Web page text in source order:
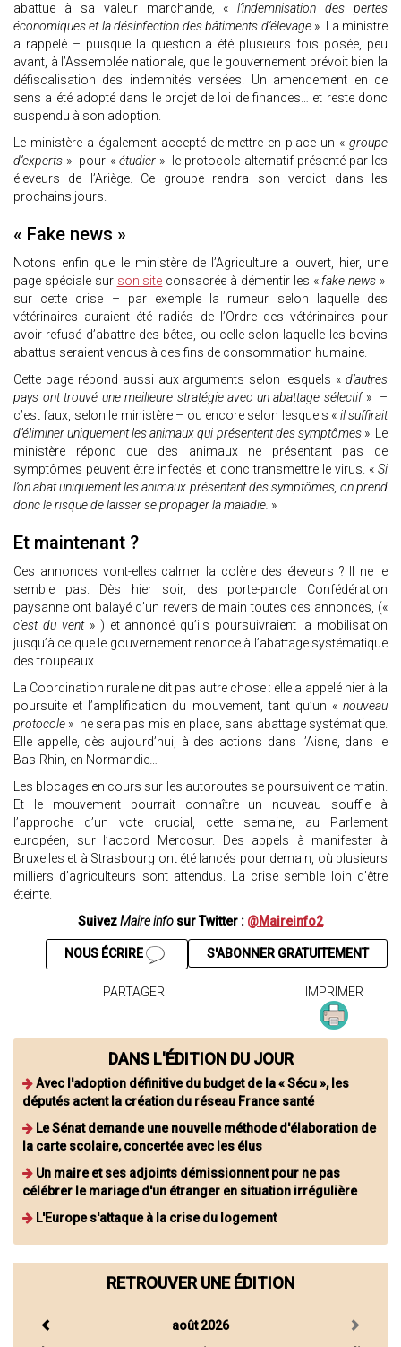
abattue à sa valeur marchande, «l’indemnisation des pertes
économiques et la désinfection des bâtiments d’élevage». La ministre
a rappelé – puisque la question a été plusieurs fois posée, peu
avant, à l’Assemblée nationale, que le gouvernement prévoit bien la
défiscalisation des indemnités versées. Un amendement en ce
sens a été adopté dans le projet de loi de finances… et reste donc
suspendu à son adoption.
Le ministère a également accepté de mettre en place un « groupe
d’experts » pour « étudier » le protocole alternatif présenté par les
éleveurs de l’Ariège. Ce groupe rendra son verdict dans les
prochains jours.
« Fake news »
Notons enfin que le ministère de l’Agriculture a ouvert, hier, une
page spéciale sur son site consacrée à démentir les «fake news »
sur cette crise – par exemple la rumeur selon laquelle des
vétérinaires auraient été radiés de l’Ordre des vétérinaires pour
avoir refusé d’abattre des bêtes, ou celle selon laquelle les bovins
abattus seraient vendus à des fins de consommation humaine.
Cette page répond aussi aux arguments selon lesquels « d’autres
pays ont trouvé une meilleure stratégie avec un abattage sélectif» –
c’est faux, selon le ministère – ou encore selon lesquels « il suffirait
d’éliminer uniquement les animaux qui présentent des symptômes ». Le
ministère répond que des animaux ne présentant pas de
symptômes peuvent être infectés et donc transmettre le virus. «Si
l’on abat uniquement les animaux présentant des symptômes, on prend
donc le risque de laisser se propager la maladie. »
Et maintenant ?
Ces annonces vont-elles calmer la colère des éleveurs ? Il ne le
semble pas. Dès hier soir, des porte-parole Confédération
paysanne ont balayé d’un revers de main toutes ces annonces, («
c’est du vent » ) et annoncé qu’ils poursuivraient la mobilisation
jusqu’à ce que le gouvernement renonce à l’abattage systématique
des troupeaux.
La Coordination rurale ne dit pas autre chose : elle a appelé hier à la
poursuite et l’amplification du mouvement, tant qu’un «nouveau
protocole » ne sera pas mis en place, sans abattage systématique.
Elle appelle, dès aujourd’hui, à des actions dans l’Aisne, dans le
Bas-Rhin, en Normandie…
Les blocages en cours sur les autoroutes se poursuivent ce matin.
Et le mouvement pourrait connaître un nouveau souffle à
l’approche d’un vote crucial, cette semaine, au Parlement
européen, sur l’accord Mercosur. Des appels à manifester à
Bruxelles et à Strasbourg ont été lancés pour demain, où plusieurs
milliers d’agriculteurs sont attendus. La crise semble loin d’être
éteinte.
SuivezMaire info sur Twitter : @Maireinfo2
S'ABONNER GRATUITEMENT
NOUS ÉCRIRE
PARTAGER IMPRIMER
DANS L'ÉDITION DU JOUR
Avec l'adoption définitive du budget de la « Sécu », les
députés actent la création du réseau France santé
Le Sénat demande une nouvelle méthode d'élaboration de
la carte scolaire, concertée avec les élus
Un maire et ses adjoints démissionnent pour ne pas
célébrer le mariage d'un étranger en situation irrégulière
L'Europe s'attaque à la crise du logement
RETROUVER UNE ÉDITION
août 2026